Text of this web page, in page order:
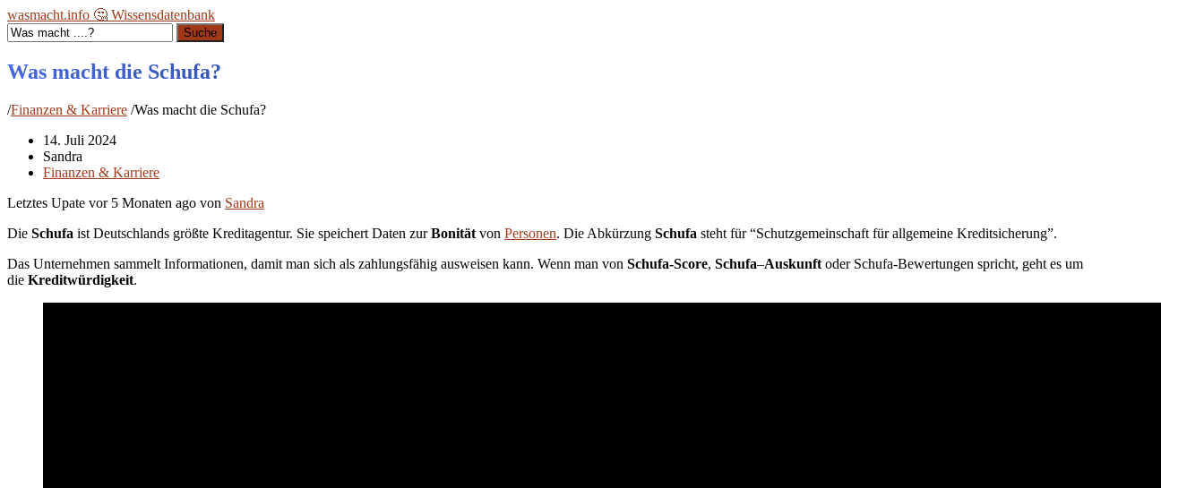
wasmacht.info 🤔 Wissensdatenbank
Suche
Was macht die Schufa?
/Finanzen & Karriere /Was macht die Schufa?
14. Juli 2024
Sandra
Finanzen & Karriere
Letztes Upate vor 5 Monaten ago von Sandra
Die Schufa ist Deutschlands größte Kreditagentur. Sie speichert Daten zurBonität von Personen. Die Abkürzung Schufa steht für “Schutzgemeinschaft für allgemeine Kreditsicherung”.
Das Unternehmen sammelt Informationen, damit man sich als zahlungsfähig ausweisen kann. Wenn man von Schufa-Score, Schufa–Auskunft oder Schufa-Bewertungen spricht, geht es um
die Kreditwürdigkeit.